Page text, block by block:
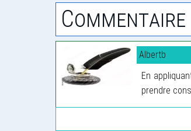
Albertb
En
prendre